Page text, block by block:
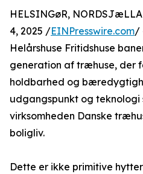
HELSINGøR,
4, 2025 /EINPresswire.com/
Helårshuse Fritidshuse
generation af træhuse, der
holdbarhed og
udgangspunkt og teknologi
virksomheden Danske
boligliv.
Dette er ikke primitive